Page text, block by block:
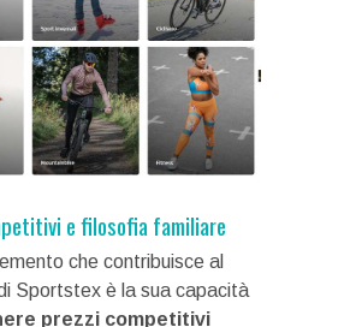
e filosofia familiare
che contribuisce al
Sportstex è la sua capacità
prezzi competitivi